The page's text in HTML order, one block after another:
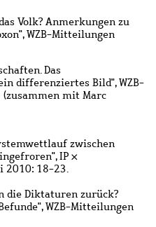
Volk? Anmerkungen zu
WZB-Mitteilungen
Das
differenziertes Bild", WZB-
mit Marc
zwischen
IP ×
2010: 18-23.
die Diktaturen zurück?
WZB-Mitteilungen